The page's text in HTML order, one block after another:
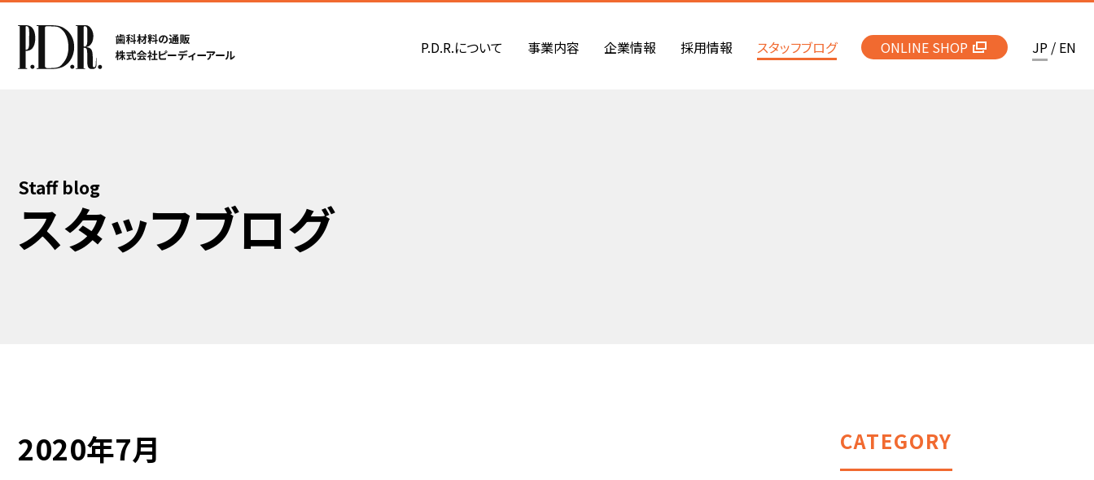
P.D.R.について 事業内容 企業情報 採用情報 スタッフブログ ONLINE SHOP JP / EN
Staff blog
スタッフブログ
2020年7月 CATEGORY